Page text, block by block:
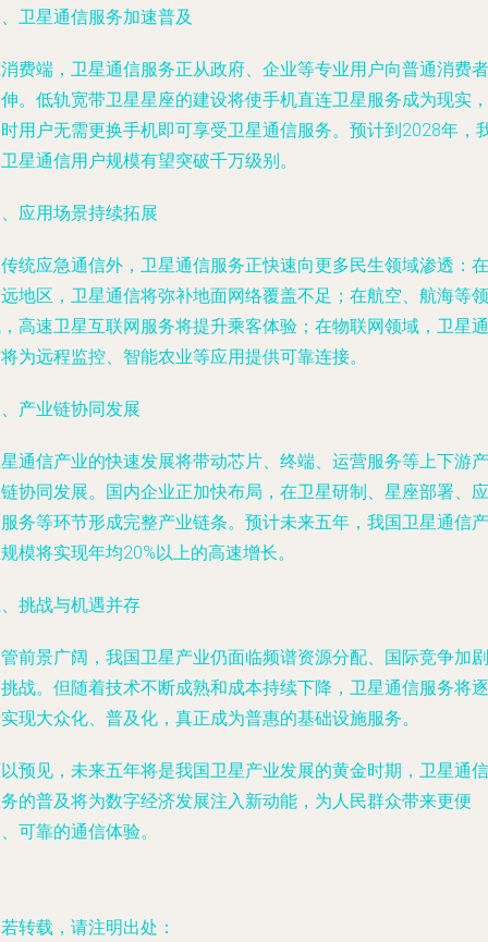
卫星通信服务加速普及
费端，卫星通信服务正从政府、企业等专业用户向普通消费者
。低轨宽带卫星星座的建设将使手机直连卫星服务成为现实，
用户无需更换手机即可享受卫星通信服务。预计到2028年，
星通信用户规模有望突破千万级别。
应用场景持续拓展
统应急通信外，卫星通信服务正快速向更多民生领域渗透：在
地区，卫星通信将弥补地面网络覆盖不足；在航空、航海等领
高速卫星互联网服务将提升乘客体验；在物联网领域，卫星通
为远程监控、智能农业等应用提供可靠连接。
产业链协同发展
通信产业的快速发展将带动芯片、终端、运营服务等上下游产
协同发展。国内企业正加快布局，在卫星研制、星座部署、应
务等环节形成完整产业链条。预计未来五年，我国卫星通信产
模将实现年均20%以上的高速增长。
挑战与机遇并存
前景广阔，我国卫星产业仍面临频谱资源分配、国际竞争加剧
战。但随着技术不断成熟和成本持续下降，卫星通信服务将逐
现大众化、普及化，真正成为普惠的基础设施服务。
预见，未来五年将是我国卫星产业发展的黄金时期，卫星通信
的普及将为数字经济发展注入新动能，为人民群众带来更便
可靠的通信体验。
转载，请注明出处：